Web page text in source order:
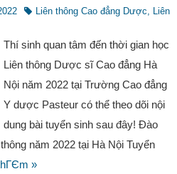
Liên thông Cao đẳng Dược, Liên
Thí sinh quan tâm đến thời gian học
Liên thông Dược sĩ Cao đẳng Hà
Nội năm 2022 tại Trường Cao đẳng
Y dược Pasteur có thể theo dõi nội
dung bài tuyển sinh sau đây! Đào
năm 2022 tại Hà Nội Tuyển
»